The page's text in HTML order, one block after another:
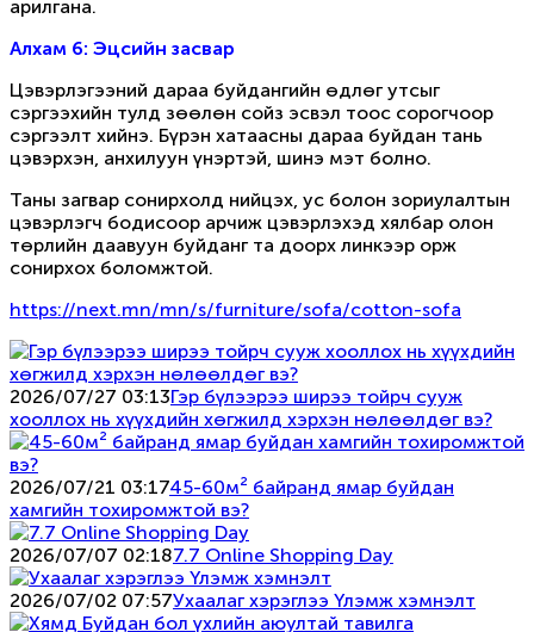
арилгана.
Алхам 6: Эцсийн засвар
Цэвэрлэгээний дараа буйдангийн өдлөг утсыг
сэргээхийн тулд зөөлөн сойз эсвэл тоос сорогчоор
сэргээлт хийнэ. Бүрэн хатаасны дараа буйдан тань
цэвэрхэн, анхилуун үнэртэй, шинэ мэт болно.
Таны загвар сонирхолд нийцэх, ус болон зориулалтын
цэвэрлэгч бодисоор арчиж цэвэрлэхэд хялбар олон
төрлийн даавуун буйданг та доорх линкээр орж
сонирхох боломжтой.
https://next.mn/mn/s/furniture/sofa/cotton-sofa
2026/07/27 03:13Гэр бүлээрээ ширээ тойрч сууж
хооллох нь хүүхдийн хөгжилд хэрхэн нөлөөлдөг вэ?
2026/07/21 03:1745-60м² байранд ямар буйдан
хамгийн тохиромжтой вэ?
2026/07/07 02:187.7 Online Shopping Day
2026/07/02 07:57Ухаалаг хэрэглээ Үлэмж хэмнэлт